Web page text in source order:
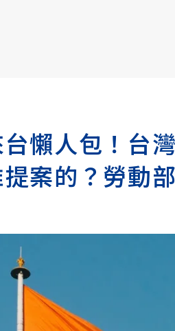
懶人包！台
案的？勞動
加入追蹤